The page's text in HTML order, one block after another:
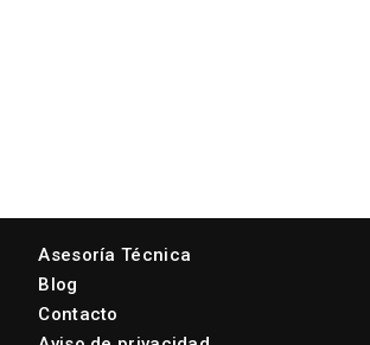
Asesoría Técnica
Blog
Contacto